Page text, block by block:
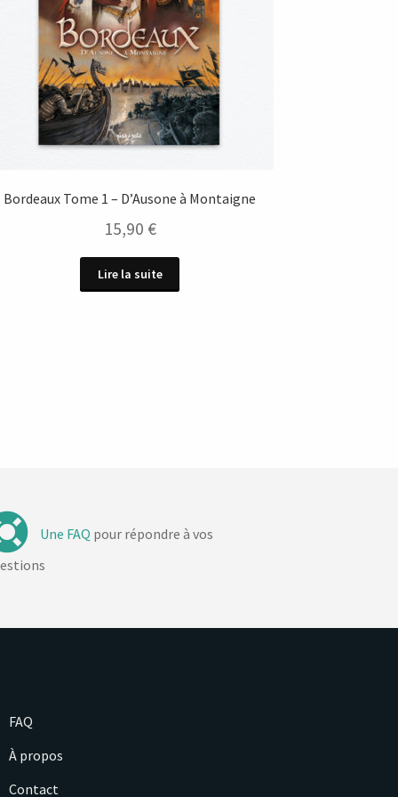
Bordeaux Tome 1 – D’Ausone à Montaigne
15,90 €
Lire la suite
Une FAQ pour répondre à vos
FAQ
À propos
Contact